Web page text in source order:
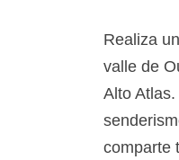
Realiza
valle de
Alto
comparte